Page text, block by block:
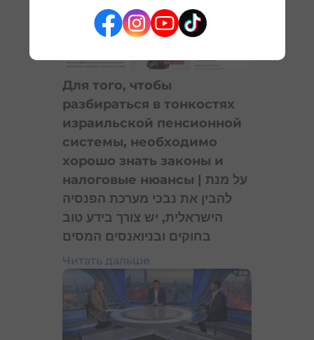
Для того, чтобы
разбираться в тонкостях
израильской пенсионной
системы, необходимо
хорошо знать законы и
налоговые нюансы | על מנת
להבין את נבכי מערכת הפנסיה
הישראלית, יש צורך בידע טוב
בחוקים ובניואנסים המסים
Читать дальше
Наша команда
Мы в прессе
Контакты